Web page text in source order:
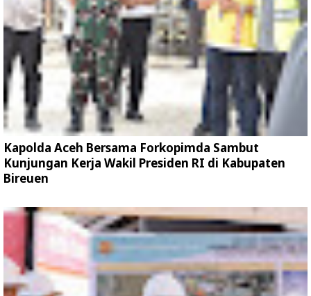
Kapolda Aceh Bersama Forkopimda Sambut
Kunjungan Kerja Wakil Presiden RI di Kabupaten
Bireuen